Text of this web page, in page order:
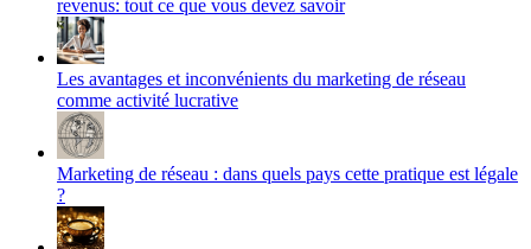
revenus: tout ce que vous devez savoir
Les avantages et inconvénients du marketing de réseau
comme activité lucrative
Marketing de réseau : dans quels pays cette pratique est légale
?